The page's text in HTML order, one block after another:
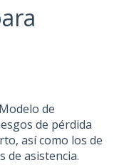
de
de pérdida
así como los de
de asistencia.